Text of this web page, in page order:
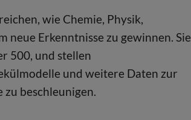
wie Chemie, Physik,
Erkenntnisse zu gewinnen. Sie
500, und stellen
und weitere Daten zur
beschleunigen.